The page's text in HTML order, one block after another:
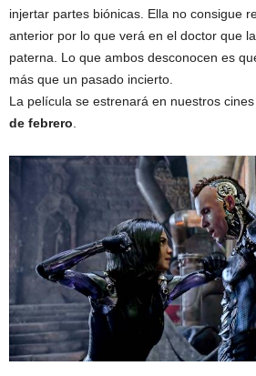
injertar partes biónicas. Ella no consigue
anterior por lo que verá en el doctor que
paterna. Lo que ambos desconocen es
más que un pasado incierto.
La película se estrenará en nuestros
de febrero